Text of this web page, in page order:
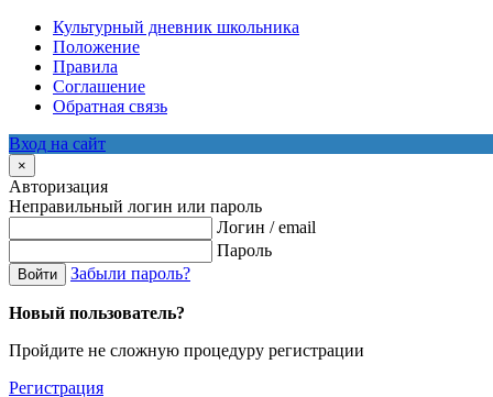
Культурный дневник школьника
Положение
Правила
Соглашение
Обратная связь
Вход на сайт
×
Авторизация
Неправильный логин или пароль
Логин / email
Пароль
Войти Забыли пароль?
Новый пользователь?
Пройдите не сложную процедуру регистрации
Регистрация